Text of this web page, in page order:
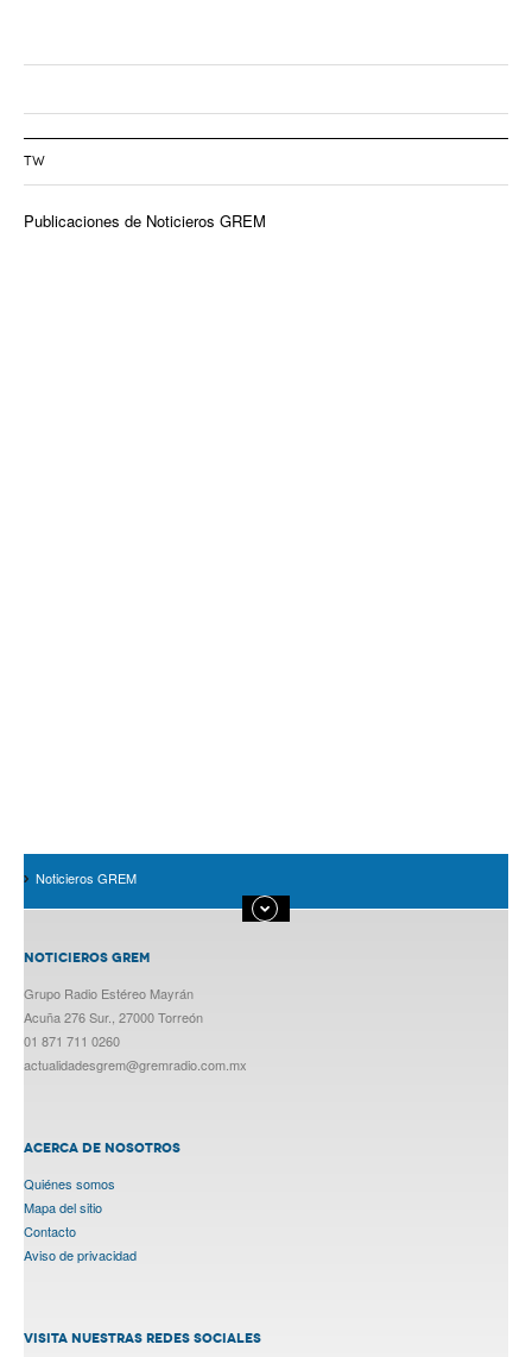
TW
Publicaciones de Noticieros GREM
Noticieros GREM
NOTICIEROS GREM
Grupo Radio Estéreo Mayrán
Acuña 276 Sur., 27000 Torreón
01 871 711 0260
actualidadesgrem@gremradio.com.mx
ACERCA DE NOSOTROS
Quiénes somos
Mapa del sitio
Contacto
Aviso de privacidad
VISITA NUESTRAS REDES SOCIALES